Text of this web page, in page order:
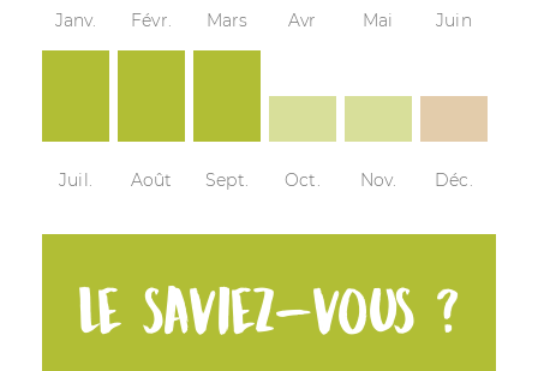
Janv. Févr. Mars Avr Mai Juin
Juil. Août Sept. Oct. Nov. Déc.
Le saviez-vous ?